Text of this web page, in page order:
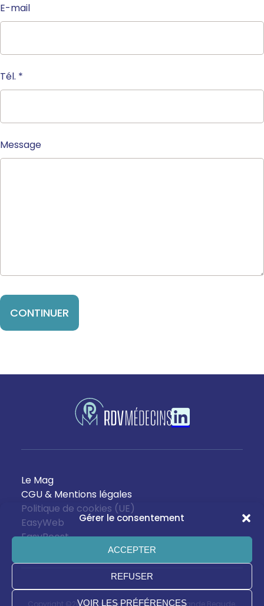
Gérer le consentement
ACCEPTER
REFUSER
VOIR LES PRÉFÉRENCES
E-mail
Tél. *
Message
Le Mag
CGU & Mentions légales
Politique de cookies (UE)
EasyWeb
EasyBoost